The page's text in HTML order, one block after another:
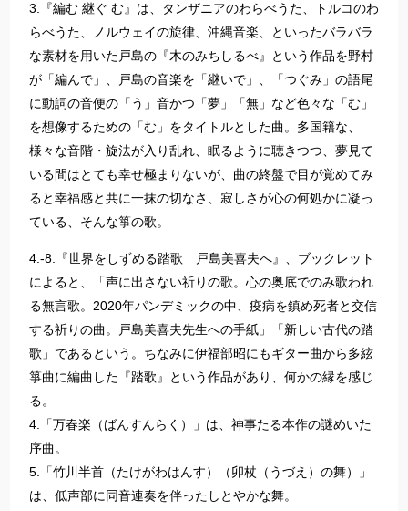
3.『編む 継ぐ む』は、タンザニアのわらべうた、トルコのわ
らべうた、ノルウェイの旋律、沖縄音楽、といったバラバラ
な素材を用いた戸島の『木のみちしるべ』という作品を野村
が「編んで」、戸島の音楽を「継いで」、「つぐみ」の語尾
に動詞の音便の「う」音かつ「夢」「無」など色々な「む」
を想像するための「む」をタイトルとした曲。多国籍な、
様々な音階・旋法が入り乱れ、眠るように聴きつつ、夢見て
いる間はとても幸せ極まりないが、曲の終盤で目が覚めてみ
ると幸福感と共に一抹の切なさ、寂しさが心の何処かに凝っ
ている、そんな箏の歌。
4.-8.『世界をしずめる踏歌 戸島美喜夫へ』、ブックレット
によると、「声に出さない祈りの歌。心の奥底でのみ歌われ
る無言歌。2020年パンデミックの中、疫病を鎮め死者と交信
する祈りの曲。戸島美喜夫先生への手紙」「新しい古代の踏
歌」であるという。ちなみに伊福部昭にもギター曲から多絃
箏曲に編曲した『踏歌』という作品があり、何かの縁を感じ
る。
4.「万春楽（ばんすんらく）」は、神事たる本作の謎めいた
序曲。
5.「竹川半首（たけがわはんす）（卯杖（うづえ）の舞）」
は、低声部に同音連奏を伴ったしとやかな舞。